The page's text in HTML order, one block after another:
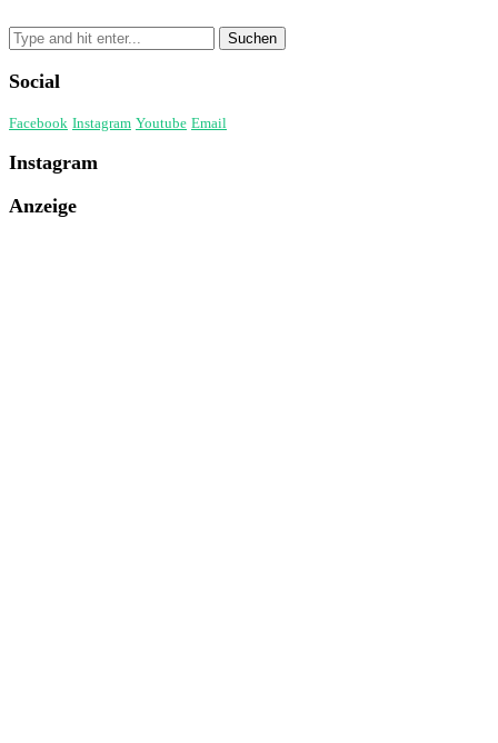
Social
Facebook Instagram Youtube Email
Instagram
Anzeige